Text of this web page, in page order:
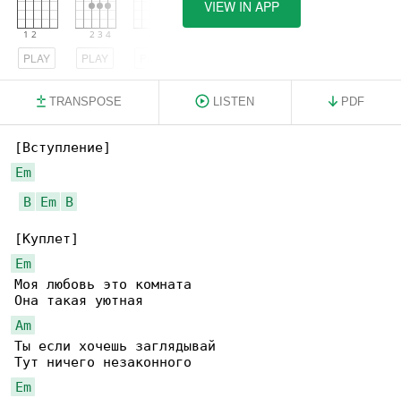
PLAY PLAY
VIEW IN APP
TRANSPOSE LISTEN PDF
Em
B
Em B
Em
Моя любовь это комната
Am
Ты если хочешь заглядывай
Em